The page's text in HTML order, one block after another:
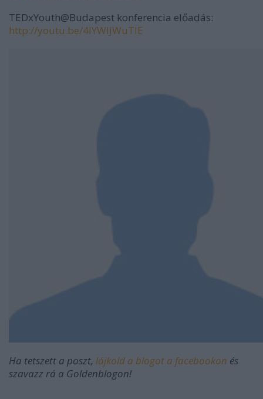
TEDxYouth@Budapest konferencia előadás:
http://youtu.be/4IYWIJWuTlE
Ha tetszett a poszt, lájkold a blogot a facebookon és
szavazz rá a Goldenblogon!